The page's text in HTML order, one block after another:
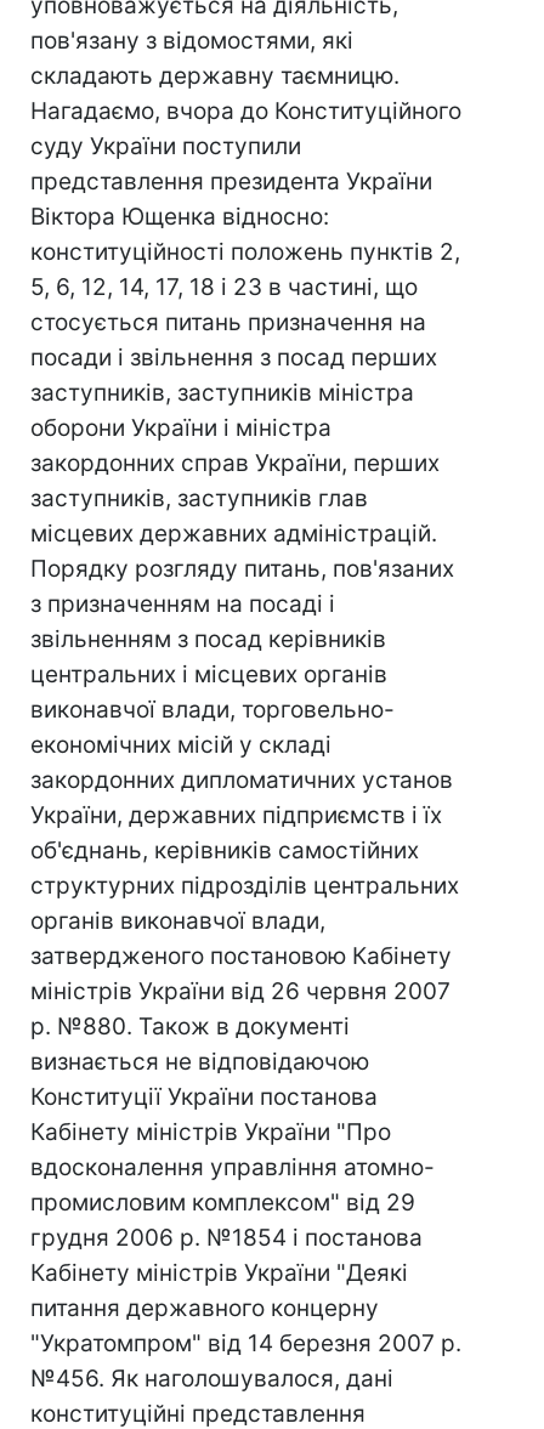
пов'язану з відомостями, які
складають державну таємницю.
Нагадаємо, вчора до Конституційного
суду України поступили
представлення президента України
Віктора Ющенка відносно:
конституційності положень пунктів 2,
5, 6, 12, 14, 17, 18 і 23 в частині, що
стосується питань призначення на
посади і звільнення з посад перших
заступників, заступників міністра
оборони України і міністра
закордонних справ України, перших
заступників, заступників глав
місцевих державних адміністрацій.
Порядку розгляду питань, пов'язаних
з призначенням на посаді і
звільненням з посад керівників
центральних і місцевих органів
виконавчої влади, торговельно-
економічних місій у складі
закордонних дипломатичних установ
України, державних підприємств і їх
об'єднань, керівників самостійних
структурних підрозділів центральних
органів виконавчої влади,
затвердженого постановою Кабінету
міністрів України від 26 червня 2007
р. №880. Також в документі
визнається не відповідаючою
Конституції України постанова
Кабінету міністрів України "Про
вдосконалення управління атомно-
промисловим комплексом" від 29
грудня 2006 р. №1854 і постанова
Кабінету міністрів України "Деякі
питання державного концерну
"Укратомпром" від 14 березня 2007 р.
№456. Як наголошувалося, дані
конституційні представлення